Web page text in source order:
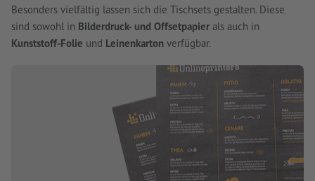
Besonders vielfältig lassen sich die Tischsets gestalten. Diese
sind sowohl in Bilderdruck- und Offsetpapier als auch in
Kunststoff-Folie und Leinenkarton verfügbar.